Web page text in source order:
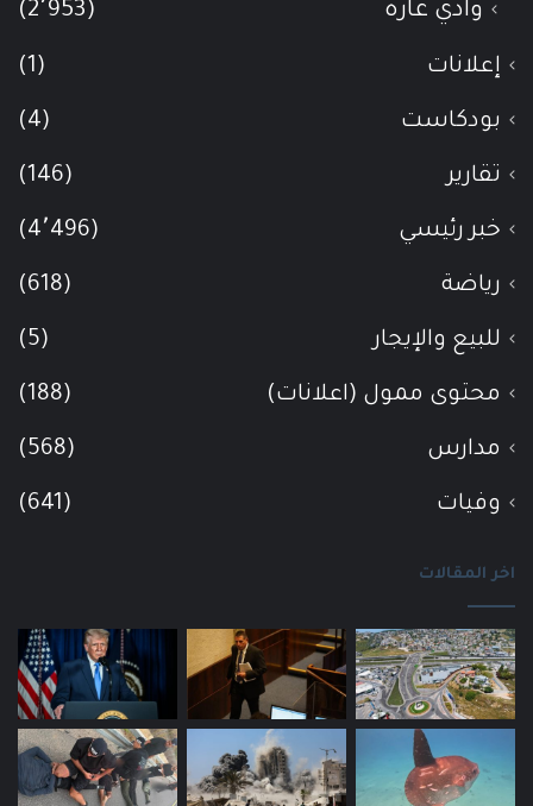
وادي عاره (2٬953)
إعلانات (1)
بودكاست (4)
تقارير (146)
خبر رئيسي (4٬496)
رياضة (618)
للبيع والإيجار (5)
محتوى ممول (اعلانات) (188)
مدارس (568)
وفيات (641)
اخر المقالات